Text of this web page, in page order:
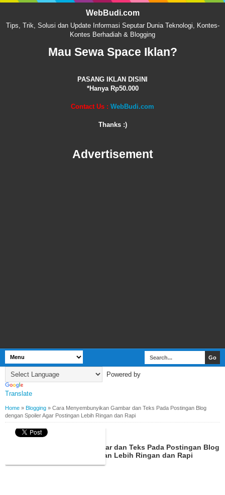
WebBudi.com
Tips, Trik, Solusi dan Update Informasi Seputar Dunia Teknologi, Kontes-
Kontes Berhadiah & Blogging
Mau Sewa Space Iklan?
PASANG IKLAN DISINI
*Hanya Rp50.000
Contact Us : WebBudi.com
Thanks :)
Advertisement
Powered by
Translate
Home » Blogging » Cara Menyembunyikan Gambar dan Teks Pada Postingan Blog
dengan Spoiler Agar Postingan Lebih Ringan dan Rapi
BYWEBBUDI.COM
Cara Menyembunyikan Gambar dan Teks Pada Postingan Blog
dengan Spoiler Agar Postingan Lebih Ringan dan Rapi